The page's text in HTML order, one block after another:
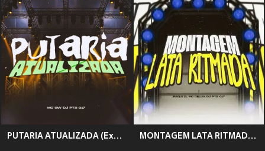
PUTARIA ATUALIZADA (Explicit) MONTAGEM LATA RITMADA (Explicit)